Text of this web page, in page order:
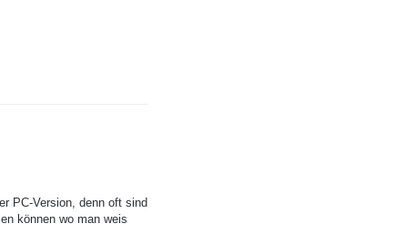
PC-Version, denn oft sind
können wo man weis